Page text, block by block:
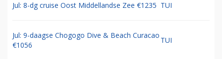
Jul: 8-dg cruise Oost Middellandse Zee €1235 TUI
Jul: 9-daagse Chogogo Dive & Beach Curacao
€1056
TUI